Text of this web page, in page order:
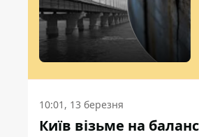
10:01, 13 березня
Київ візьме на